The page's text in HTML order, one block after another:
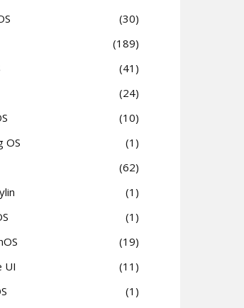
30
189
41
24
10
OS
1
62
1
1
19
UI
11
1